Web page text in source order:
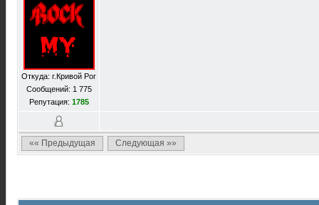
Откуда: г.Кривой Рог
Сообщений: 1 775
Репутация: 1785
«« Предыдущая Следующая »»